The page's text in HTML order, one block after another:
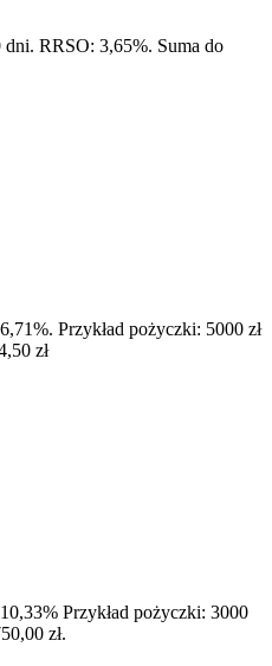
dni. RRSO: 3,65%. Suma do
Przykład pożyczki: 5000 zł
zł
Przykład pożyczki: 3000
zł.